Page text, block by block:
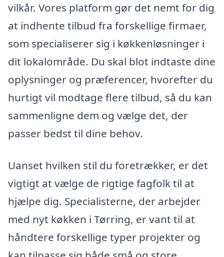
vilkår. Vores platform gør det nemt for dig
at indhente tilbud fra forskellige firmaer,
som specialiserer sig i køkkenløsninger i
dit lokalområde. Du skal blot indtaste dine
oplysninger og præferencer, hvorefter du
hurtigt vil modtage flere tilbud, så du kan
sammenligne dem og vælge det, der
passer bedst til dine behov.
Uanset hvilken stil du foretrækker, er det
vigtigt at vælge de rigtige fagfolk til at
hjælpe dig. Specialisterne, der arbejder
med nyt køkken i Tørring, er vant til at
håndtere forskellige typer projekter og